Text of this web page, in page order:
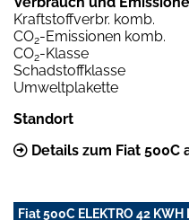
Kraftstoffverbr. komb.
CO2-Emissionen komb.
CO2-Klasse
Schadstoffklasse
Umweltplakette
Standort
Details zum Fiat 500C
Fiat 500C ELEKTRO 42 KWH